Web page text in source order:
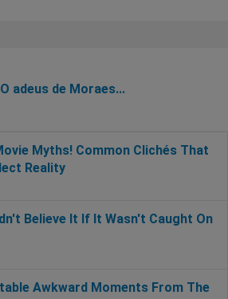
O adeus de Moraes...